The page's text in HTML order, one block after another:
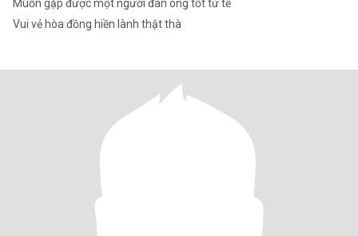
Muốn gặp được một người đàn ông tốt tử tế
Vui vẻ hòa đồng hiền lành thật thà